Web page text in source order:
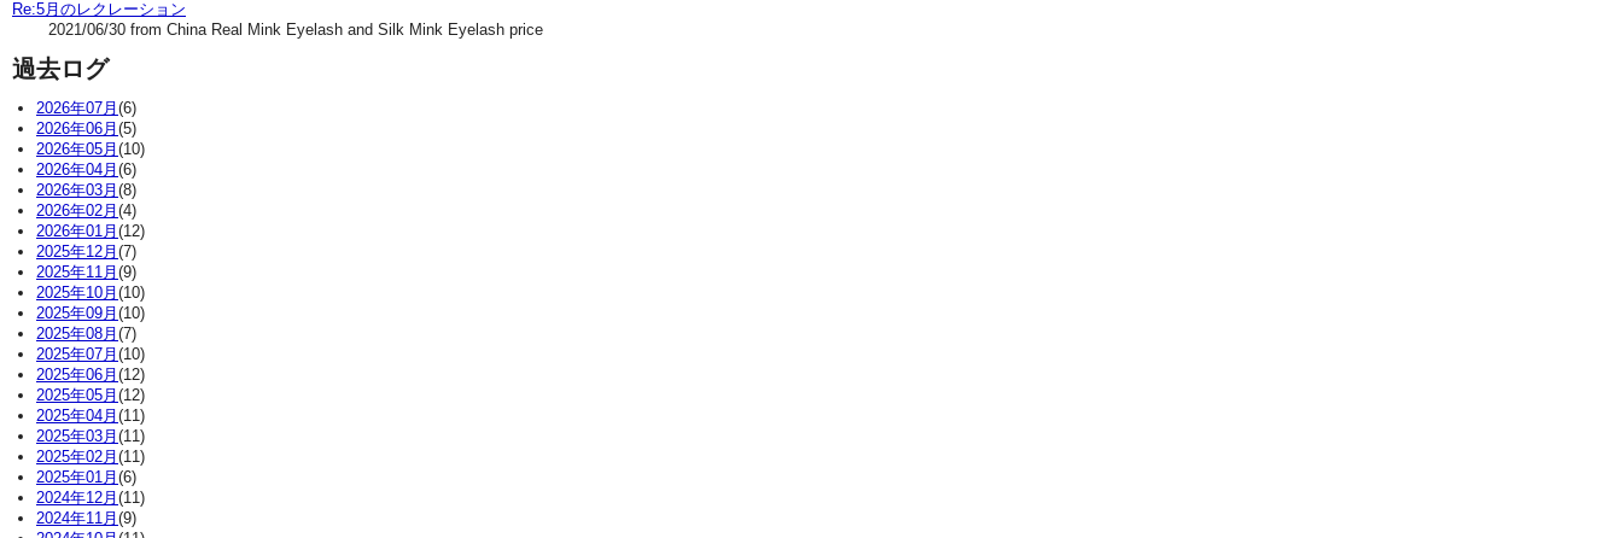
Re:5月のレクレーション
2021/06/30 from China Real Mink Eyelash and Silk Mink Eyelash price
過去ログ
2026年07月 (6)
2026年06月 (5)
2026年05月 (10)
2026年04月 (6)
2026年03月 (8)
2026年02月 (4)
2026年01月 (12)
2025年12月 (7)
2025年11月 (9)
2025年10月 (10)
2025年09月 (10)
2025年08月 (7)
2025年07月 (10)
2025年06月 (12)
2025年05月 (12)
2025年04月 (11)
2025年03月 (11)
2025年02月 (11)
2025年01月 (6)
2024年12月 (11)
2024年11月 (9)